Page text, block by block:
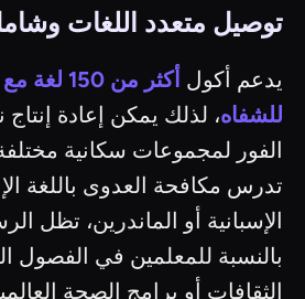
توصيل متعدد اللغات
يدعم أكول
أكثر من
للشفاه، لذلك يمكن إعادة
الفور لمجموعات سكانية
تدرس مكافحة العدوى باللغة
الإسبانية أو الماندرين، تظل
بالنسبة للمعلمين في الفصول
الثقافات أو برامج الصحة